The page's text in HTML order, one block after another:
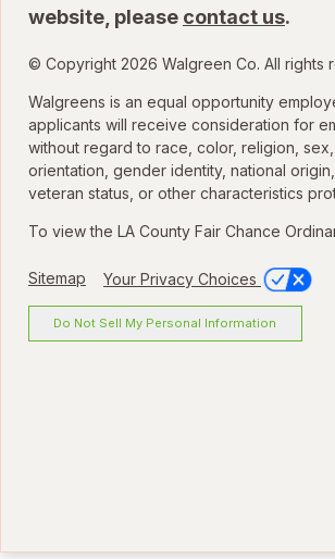
website, please contact us.
© Copyright 2026 Walgreen Co. All rights
Walgreens is an equal opportunity
applicants will receive consideration for
without regard to race, color, religion,
orientation, gender identity, national
veteran status, or other characteristics
To view the LA County Fair Chance
Sitemap Your Privacy Choices
Do Not Sell My Personal Information